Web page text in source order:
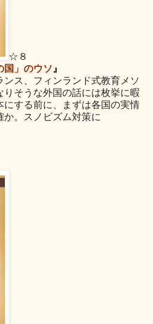
☆８
国」のウソ』
ス、フィンランド式教育メソ
そうな外国の話には枚挙に暇
する前に、まずは各国の実情
か。スノビズム対策に